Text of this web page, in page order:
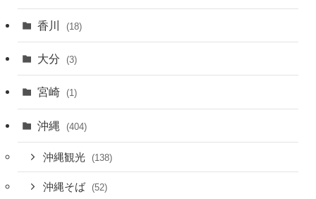
香川 (18)
大分 (3)
宮崎 (1)
沖縄 (404)
沖縄観光 (138)
沖縄そば (52)